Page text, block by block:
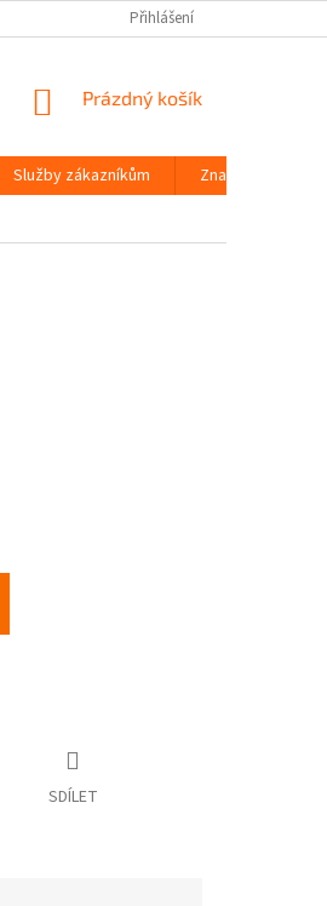
Přihlášení
NÁKUPNÍ
Prázdný košík
Služby zákazníkům
Značky
SDÍLET